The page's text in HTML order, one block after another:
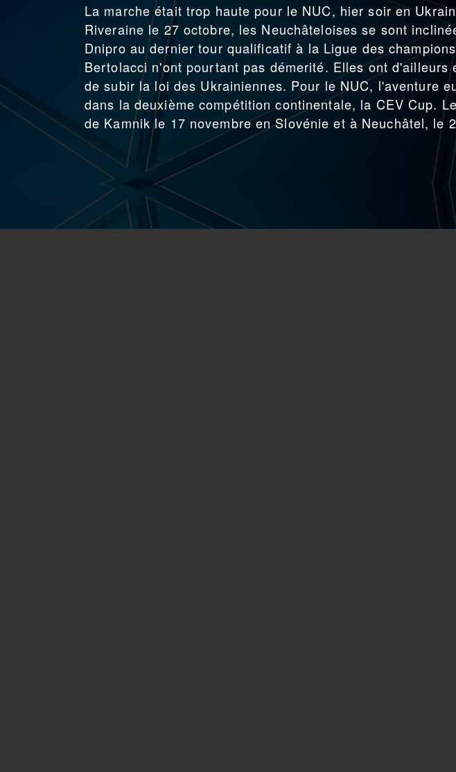
La marche était trop haute pour le NUC, hier soir en
Riveraine le 27 octobre, les Neuchâteloises se sont
Dnipro au dernier tour qualificatif à la Ligue des
Bertolacci n'ont pourtant pas démerité. Elles ont d'ailleurs
de subir la loi des Ukrainiennes. Pour le NUC, l'aventure
dans la deuxième compétition continentale, la CEV Cup.
de Kamnik le 17 novembre en Slovénie et à Neuchâtel, le